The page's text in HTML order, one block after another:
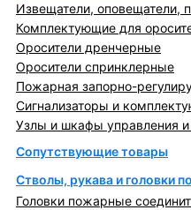
Извещатели, оповещатели,
Комплектующие для
Оросители дренчерные
Оросители спринклерные
Пожарная запорно-
Сигнализаторы и
Узлы и шкафы управления и
Сопутствующие товары
Стволы, рукава и головки
Головки пожарные